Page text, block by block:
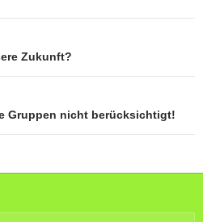
Zukunft?
Gruppen nicht berücksichtigt!